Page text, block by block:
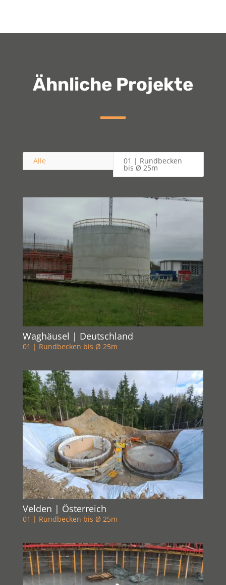
Ähnliche Projekte
Alle 01 | Rundbecken
bis Ø 25m
Waghäusel | Deutschland
01 | Rundbecken bis Ø 25m
Velden | Österreich
01 | Rundbecken bis Ø 25m